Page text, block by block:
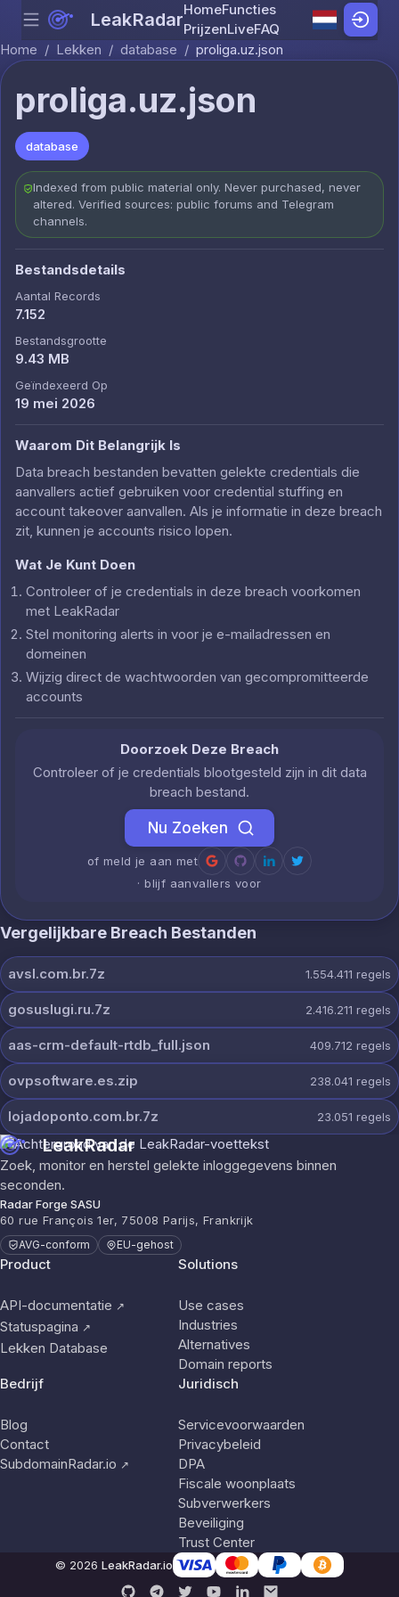
Skip to content
Menu LeakRadarHomeFuncties
PrijzenLiveFAQ
Home / Lekken / database / proliga.uz.json
proliga.uz.json
database
Indexed from public material only. Never purchased, never
altered. Verified sources: public forums and Telegram
channels.
Bestandsdetails
Aantal Records
7.152
Bestandsgrootte
9.43 MB
Geïndexeerd Op
19 mei 2026
Waarom Dit Belangrijk Is
Data breach bestanden bevatten gelekte credentials die
aanvallers actief gebruiken voor credential stuffing en
account takeover aanvallen. Als je informatie in deze breach
zit, kunnen je accounts risico lopen.
Wat Je Kunt Doen
Controleer of je credentials in deze breach voorkomen
met LeakRadar
Stel monitoring alerts in voor je e-mailadressen en
domeinen
Wijzig direct de wachtwoorden van gecompromitteerde
accounts
Doorzoek Deze Breach
Controleer of je credentials blootgesteld zijn in dit data
breach bestand.
Nu Zoeken
of meld je aan met
· blijf aanvallers voor
Vergelijkbare Breach Bestanden
avsl.com.br.7z 1.554.411 regels
gosuslugi.ru.7z 2.416.211 regels
aas-crm-default-rtdb_full.json 409.712 regels
ovpsoftware.es.zip 238.041 regels
lojadoponto.com.br.7z 23.051 regels
LeakRadar
Zoek, monitor en herstel gelekte inloggegevens binnen
seconden.
Radar Forge SASU
60 rue François 1er, 75008 Parijs, Frankrijk
AVG-conform EU-gehost
Product
API-documentatie ↗
Statuspagina ↗
Lekken Database
Solutions
Use cases
Industries
Alternatives
Domain reports
Bedrijf
Blog
Contact
SubdomainRadar.io ↗
Juridisch
Servicevoorwaarden
Privacybeleid
DPA
Fiscale woonplaats
Subverwerkers
Beveiliging
Trust Center
© 2026 LeakRadar.io